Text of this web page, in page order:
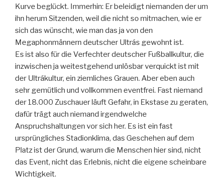
Kurve beglückt. Immerhin: Er beleidigt niemanden der um
ihn herum Sitzenden, weil die nicht so mitmachen, wie er
sich das wünscht, wie man das ja von den
Megaphonmännern deutscher Ultrás gewohnt ist.
Es ist also für die Verfechter deutscher Fußballkultur, die
inzwischen ja weitestgehend unlösbar verquickt ist mit
der Ultrákultur, ein ziemliches Grauen. Aber eben auch
sehr gemütlich und vollkommen eventfrei. Fast niemand
der 18.000 Zuschauer läuft Gefahr, in Ekstase zu geraten,
dafür trägt auch niemand irgendwelche
Anspruchshaltungen vor sich her. Es ist ein fast
ursprüngliches Stadionklima, das Geschehen auf dem
Platz ist der Grund, warum die Menschen hier sind, nicht
das Event, nicht das Erlebnis, nicht die eigene scheinbare
Wichtigkeit.